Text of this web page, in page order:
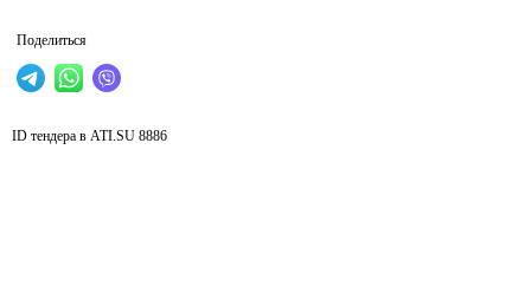
Поделиться
ID тендера в ATI.SU 8886